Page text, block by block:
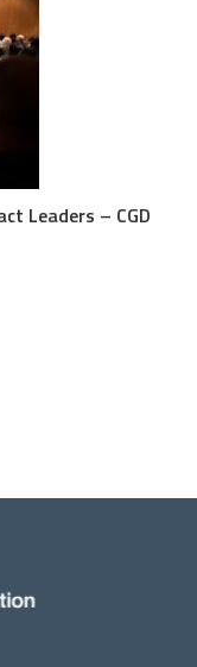
Leaders – CGD